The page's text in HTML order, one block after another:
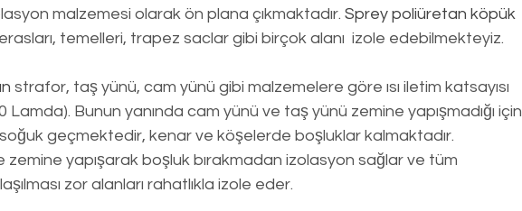
malzemesi olarak ön plana çıkmaktadır. Sprey poliüretan köpük
temelleri, trapez saclar gibi birçok alanı  izole edebilmekteyiz.
strafor, taş yünü, cam yünü gibi malzemelere göre ısı iletim katsayısı
Bunun yanında cam yünü ve taş yünü zemine yapışmadığı için
geçmektedir, kenar ve köşelerde boşluklar kalmaktadır.
zemine yapışarak boşluk bırakmadan izolasyon sağlar ve tüm
zor alanları rahatlıkla izole eder.